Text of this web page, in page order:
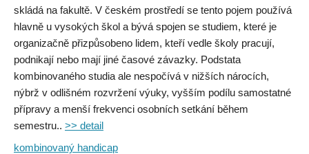
skládá na fakultě. V českém prostředí se tento pojem používá
hlavně u vysokých škol a bývá spojen se studiem, které je
organizačně přizpůsobeno lidem, kteří vedle školy pracují,
podnikají nebo mají jiné časové závazky. Podstata
kombinovaného studia ale nespočívá v nižších nárocích,
nýbrž v odlišném rozvržení výuky, vyšším podílu samostatné
přípravy a menší frekvenci osobních setkání během
semestru.. >> detail
kombinovaný handicap